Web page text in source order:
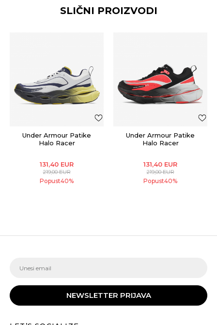
SLIČNI PROIZVODI
Under Armour Patike
Halo Racer
131,40 EUR
219,00EUR
Popust40%
Under Armour Patike
Halo Racer
131,40 EUR
219,00EUR
Popust40%
NEWSLETTER PRIJAVA